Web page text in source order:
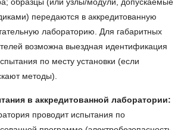
передаются в аккредитованную
лабораторию. Для габаритных
возможна выездная идентификация
по месту установки (если
методы).
в аккредитованной лаборатории:
проводит испытания по